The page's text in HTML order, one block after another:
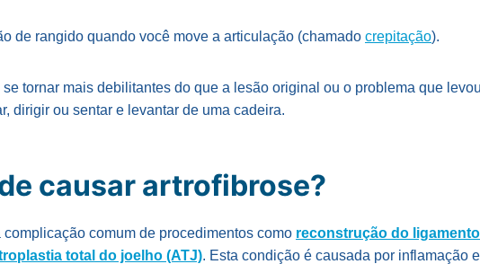
de rangido quando você move a articulação (chamado crepitação).
tornar mais debilitantes do que a lesão original ou o problema que
dirigir ou sentar e levantar de uma cadeira.
causar artrofibrose?
complicação comum de procedimentos como reconstrução do
total do joelho (ATJ). Esta condição é causada por inflamação